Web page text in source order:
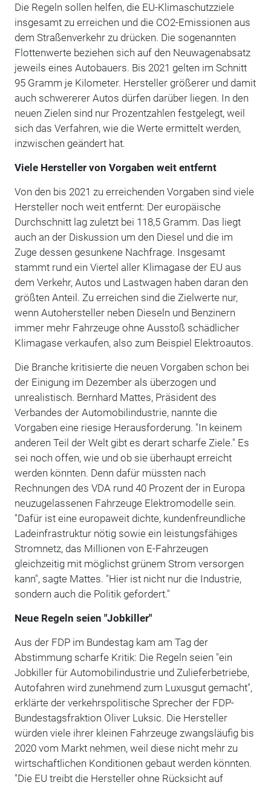
Die Regeln sollen helfen, die EU-Klimaschutzziele
insgesamt zu erreichen und die CO2-Emissionen aus
dem Straßenverkehr zu drücken. Die sogenannten
Flottenwerte beziehen sich auf den Neuwagenabsatz
jeweils eines Autobauers. Bis 2021 gelten im Schnitt
95 Gramm je Kilometer. Hersteller größerer und damit
auch schwererer Autos dürfen darüber liegen. In den
neuen Zielen sind nur Prozentzahlen festgelegt, weil
sich das Verfahren, wie die Werte ermittelt werden,
inzwischen geändert hat.
Viele Hersteller von Vorgaben weit entfernt
Von den bis 2021 zu erreichenden Vorgaben sind viele
Hersteller noch weit entfernt: Der europäische
Durchschnitt lag zuletzt bei 118,5 Gramm. Das liegt
auch an der Diskussion um den Diesel und die im
Zuge dessen gesunkene Nachfrage. Insgesamt
stammt rund ein Viertel aller Klimagase der EU aus
dem Verkehr, Autos und Lastwagen haben daran den
größten Anteil. Zu erreichen sind die Zielwerte nur,
wenn Autohersteller neben Dieseln und Benzinern
immer mehr Fahrzeuge ohne Ausstoß schädlicher
Klimagase verkaufen, also zum Beispiel Elektroautos.
Die Branche kritisierte die neuen Vorgaben schon bei
der Einigung im Dezember als überzogen und
unrealistisch. Bernhard Mattes, Präsident des
Verbandes der Automobilindustrie, nannte die
Vorgaben eine riesige Herausforderung. "In keinem
anderen Teil der Welt gibt es derart scharfe Ziele." Es
sei noch offen, wie und ob sie überhaupt erreicht
werden könnten. Denn dafür müssten nach
Rechnungen des VDA rund 40 Prozent der in Europa
neuzugelassenen Fahrzeuge Elektromodelle sein.
"Dafür ist eine europaweit dichte, kundenfreundliche
Ladeinfrastruktur nötig sowie ein leistungsfähiges
Stromnetz, das Millionen von E-Fahrzeugen
gleichzeitig mit möglichst grünem Strom versorgen
kann", sagte Mattes. "Hier ist nicht nur die Industrie,
sondern auch die Politik gefordert."
Neue Regeln seien "Jobkiller"
Aus der FDP im Bundestag kam am Tag der
Abstimmung scharfe Kritik: Die Regeln seien "ein
Jobkiller für Automobilindustrie und Zulieferbetriebe,
Autofahren wird zunehmend zum Luxusgut gemacht",
erklärte der verkehrspolitische Sprecher der FDP-
Bundestagsfraktion Oliver Luksic. Die Hersteller
würden viele ihrer kleinen Fahrzeuge zwangsläufig bis
2020 vom Markt nehmen, weil diese nicht mehr zu
wirtschaftlichen Konditionen gebaut werden könnten.
"Die EU treibt die Hersteller ohne Rücksicht auf